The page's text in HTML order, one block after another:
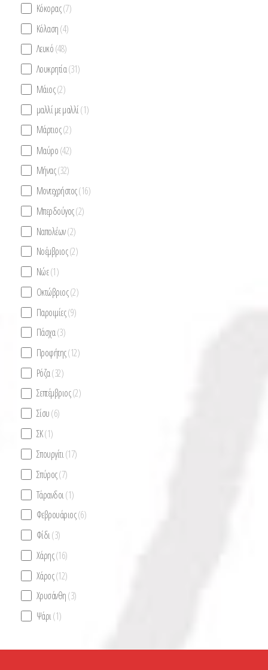
Κόκορας(7)
Κόλαση(4)
Λευκό(48)
Λουκρητία(31)
Μάιος(2)
μαλλί με μαλλί(1)
Μάρτιος(2)
Μαύρο(42)
Μήνας(32)
Μοντεχρήστος(16)
Μπερδούγος(2)
Ναπολέων(2)
Νοέμβριος(2)
Νώε(1)
Οκτώβριος(2)
Παροιμίες(9)
Πάσχα(3)
Προφήτης(12)
Ρόζα(32)
Σεπτέμβριος(2)
Σίσυ(6)
ΣΚ(1)
Σπουργίτι(17)
Σπύρος(7)
Τάρανδοι(1)
Φεβρουάριος(6)
Φίδι(3)
Χάρης(16)
Χάρος(12)
Χρυσάνθη(3)
Ψάρι(1)